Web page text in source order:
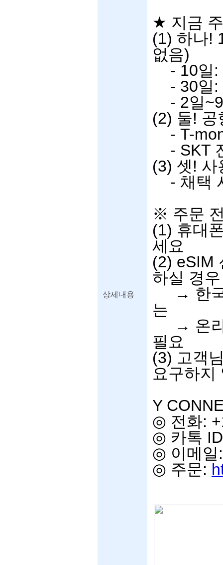
상세내용
★ 지금
(1) 하나!
없음)
- 10일
- 30일
- 2일~9
(2) 둘! 공
- T-
- SKT
(3) 셋! 사
- 채택
※ 주문
(1) 휴대
세요
(2) eSIM
하실 경우
→ 한
는
→ 온
필요
(3) 고객
요구하지
Y
◎ 전화:
◎ 카톡
◎ 이메일
◎ 주문: